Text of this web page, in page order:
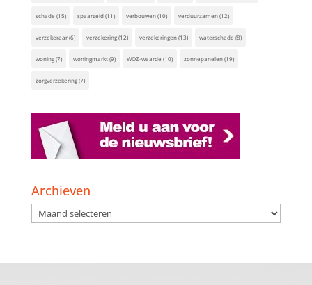
schade (15) spaargeld(11) verbouwen(10) verduurzamen(12)
verzekeraar(6) verzekering(12) verzekeringen(13) waterschade (8)
woning(7) woningmarkt(9) WOZ-waarde (10) zonnepanelen(19)
zorgverzekering(7)
Archieven
Archieven